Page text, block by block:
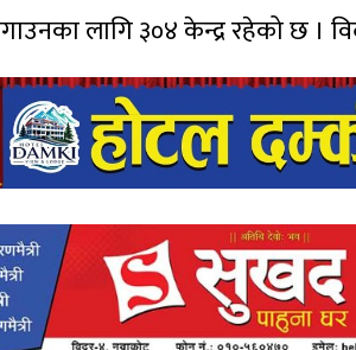
लागि ३०४ केन्द्र रहेको छ ।